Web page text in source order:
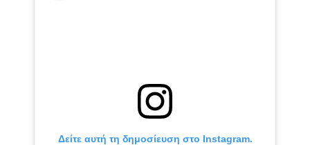
Δείτε αυτή τη δημοσίευση στο Instagram.